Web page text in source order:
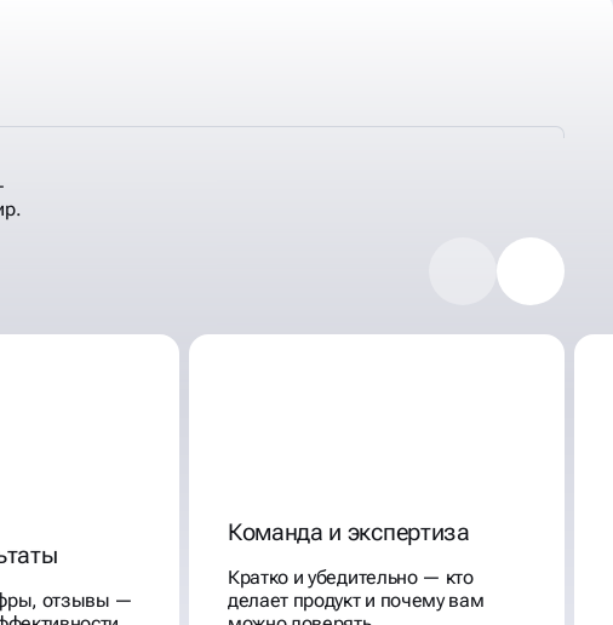
отзывы —
Команда и экспертиза
Кратко и убедительно — кто
делает продукт и почему вам